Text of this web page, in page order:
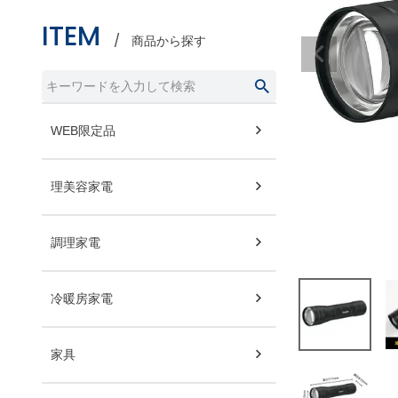
ITEM 商品から探す
WEB限定品
理美容家電
調理家電
冷暖房家電
家具